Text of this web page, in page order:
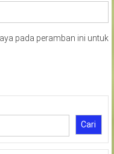
pada peramban ini untuk
Cari